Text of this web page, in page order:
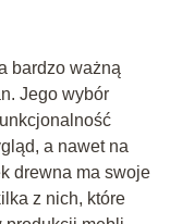
bardzo ważną
Jego wybór
a nawet na
drewna ma swoje
z nich, które